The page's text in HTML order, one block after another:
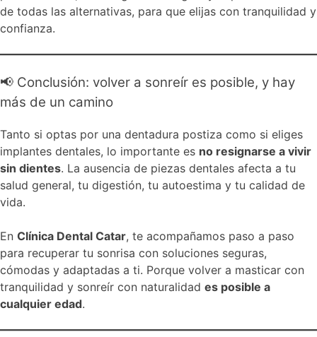
de todas las alternativas, para que elijas con tranquilidad y
confianza.
📢 Conclusión: volver a sonreír es posible, y hay
más de un camino
Tanto si optas por una dentadura postiza como si eliges
implantes dentales, lo importante es no resignarse a vivir
sin dientes. La ausencia de piezas dentales afecta a tu
salud general, tu digestión, tu autoestima y tu calidad de
vida.
En Clínica Dental Catar, te acompañamos paso a paso
para recuperar tu sonrisa con soluciones seguras,
cómodas y adaptadas a ti. Porque volver a masticar con
tranquilidad y sonreír con naturalidad es posible a
cualquier edad.